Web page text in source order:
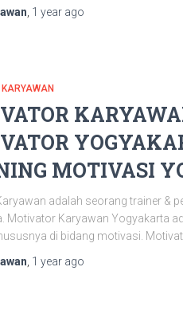
1 yearago
MOTIVASI
adalah seorang trainer &
Motivator Karyawan Yogyakarta
di bidang motivasi.
1 yearago